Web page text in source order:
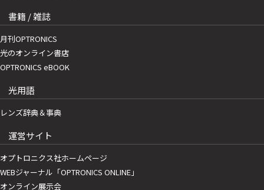
書籍 / 雑誌
月刊OPTRONICS
光のオンライン書店
OPTRONICS eBOOK
光用語
レンズ辞典＆事典
運営サイト
オプトロニクス社ホームページ
WEBジャーナル「OPTRONICS ONLINE」
オンライン展示会